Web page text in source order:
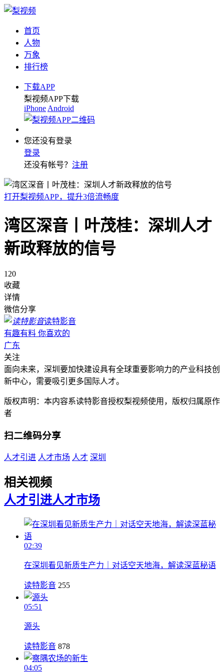
首页
人物
万象
排行榜
下载APP
梨视频APP下载
iPhone Android
您还没有登录
登录
还没有帐号？ 注册
打开梨视频APP，提升3倍流畅度
湾区深音丨叶茂桂：深圳人才
新政释放的信号
120
收藏
详情
微信分享
读特影音
有趣有料 你喜欢的
广东
关注
面向未来，深圳要加快建设具有全球重要影响力的产业科技创
新中心，需要吸引更多国际人才。
版权声明：本内容系读特影音授权梨视频使用，版权归属原作
者
扫二维码分享
人才引进 人才市场 人才 深圳
相关视频
人才引进人才市场
02:39
在深圳看见新质生产力｜对话空天地海，解读深蓝秘语
读特影音 255
05:51
源头
读特影音 878
04:05